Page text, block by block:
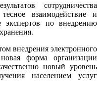
сотрудничества
взаимодействие и
экспертов по внедрению
внедрения электронного
форма организации
новый уровень
населением услуг